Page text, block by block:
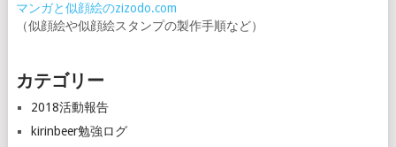
マンガと似顔絵のzizodo.com
（似顔絵や似顔絵スタンプの製作手順など）
カテゴリー
2018活動報告
kirinbeer勉強ログ